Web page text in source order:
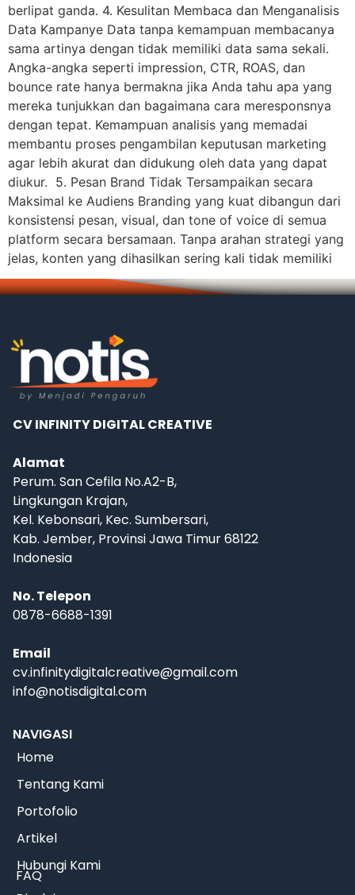
berlipat ganda. 4. Kesulitan Membaca dan Menganalisis
Data Kampanye Data tanpa kemampuan membacanya
sama artinya dengan tidak memiliki data sama sekali.
Angka-angka seperti impression, CTR, ROAS, dan
bounce rate hanya bermakna jika Anda tahu apa yang
mereka tunjukkan dan bagaimana cara meresponsnya
dengan tepat. Kemampuan analisis yang memadai
membantu proses pengambilan keputusan marketing
agar lebih akurat dan didukung oleh data yang dapat
diukur. 5. Pesan Brand Tidak Tersampaikan secara
Maksimal ke Audiens Branding yang kuat dibangun dari
konsistensi pesan, visual, dan tone of voice di semua
platform secara bersamaan. Tanpa arahan strategi yang
jelas, konten yang dihasilkan sering kali tidak memiliki
CV INFINITY DIGITAL CREATIVE
Alamat
Perum. San Cefila No.A2-B,
Lingkungan Krajan,
Kel. Kebonsari, Kec. Sumbersari,
Kab. Jember, Provinsi Jawa Timur 68122
Indonesia
No. Telepon
0878-6688-1391
Email
cv.infinitydigitalcreative@gmail.com
info@notisdigital.com
NAVIGASI
Home
Tentang Kami
Portofolio
Artikel
Hubungi Kami
FAQ